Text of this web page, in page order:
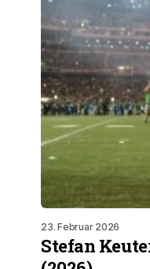
23. Februar 2026
Stefan